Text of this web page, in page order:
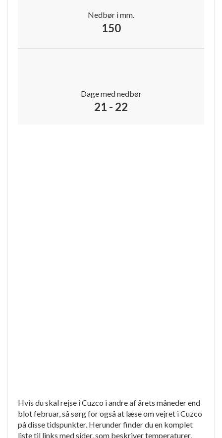
Nedbør i mm.
150
Dage med nedbør
21 - 22
Hvis du skal rejse i Cuzco i andre af årets måneder end
blot februar, så sørg for også at læse om vejret i Cuzco
på disse tidspunkter. Herunder finder du en komplet
liste til links med sider, som beskriver temperaturer,